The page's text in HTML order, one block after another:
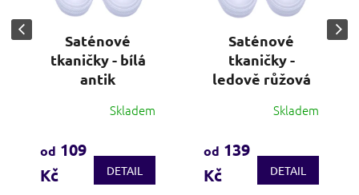
Saténové
tkaničky - bílá
antik
produktu
je
3,7
Skladem
od 109
Kč
DETAIL
Saténové
tkaničky -
ledově růžová
produktu
je
4,1
Skladem
od 139
Kč
DETAIL